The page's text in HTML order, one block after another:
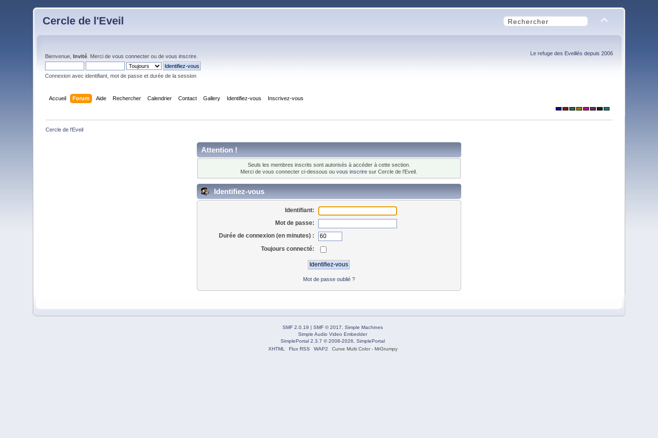
Cercle de l'Eveil
Bienvenue,Invité . Merci devous connecter ou devous inscrire
Connexion avec identifiant, mot de passe et durée de la session
Le refuge des Eveillés depuis 2006
Accueil Forum Aide Rechercher Calendrier Contact Gallery Identifiez-vous Inscrivez-vous
Cercle de l'Eveil
Attention !
Seuls les membres inscrits sont autorisés à accéder à cette section.
Merci de vous connecter ci-dessous ouvous inscrire sur Cercle de l'Eveil.
Identifiez-vous
Identifiant:
Mot de passe:
Durée de connexion (en minutes) :
Toujours connecté:
Mot de passe oublié ?
SMF 2.0.19 | SMF © 2017
Simple Machines
Simple Audio Video Embedder
SimplePortal 2.3.7 © 2008-2026, SimplePortal
XHTML
Flux RSS WAP2 Curve Multi Color - MrGrumpy